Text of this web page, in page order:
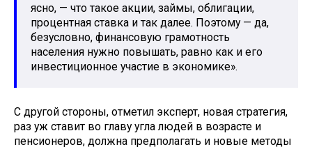
ясно, — что такое акции, займы, облигации,
процентная ставка и так далее. Поэтому — да,
безусловно, финансовую грамотность
населения нужно повышать, равно как и его
инвестиционное участие в экономике».
С другой стороны, отметил эксперт, новая стратегия,
раз уж ставит во главу угла людей в возрасте и
пенсионеров, должна предполагать и новые методы